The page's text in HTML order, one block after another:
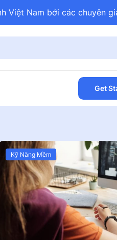
Việt Nam bởi các chuyên
Get
Kỹ Năng Mềm